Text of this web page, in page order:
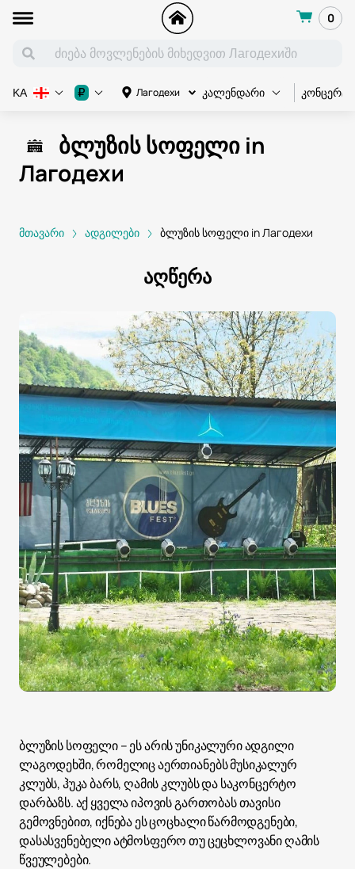
0
Лагодехи კალენდარი კონცერტი
KA ₽
ბლუზის სოფელი in
Лагодехи
მთავარი ადგილები ბლუზის სოფელი in Лагодехи
აღწერა
ბლუზის სოფელი – ეს არის უნიკალური ადგილი
ლაგოდეხში, რომელიც აერთიანებს მუსიკალურ
კლუბს, ჰუკა ბარს, ღამის კლუბს და საკონცერტო
დარბაზს. აქ ყველა იპოვის გართობას თავისი
გემოვნებით, იქნება ეს ცოცხალი წარმოდგენები,
დასასვენებელი ატმოსფერო თუ ცეცხლოვანი ღამის
წვეულებები.